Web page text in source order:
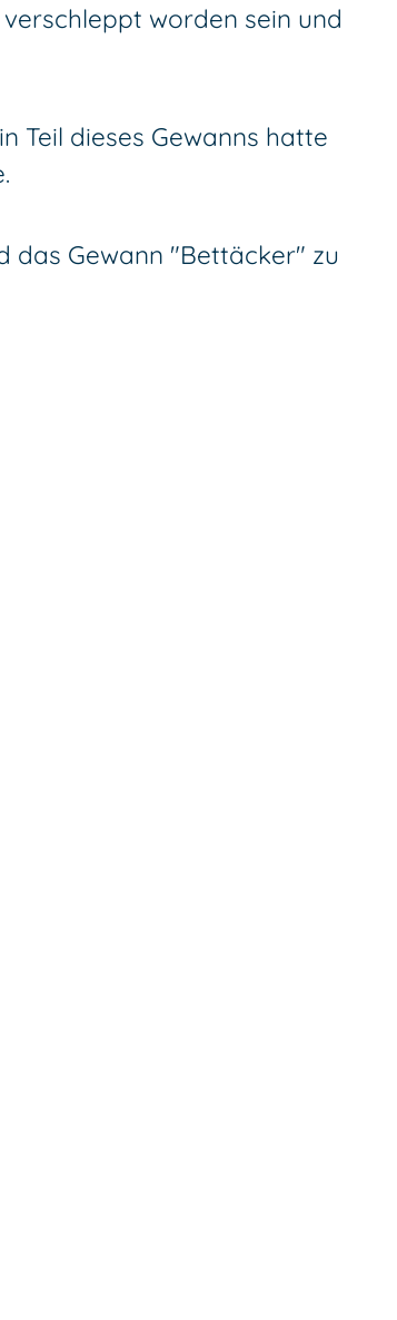
worden sein und
Teil dieses Gewanns hatte
das Gewann "Bettäcker" zu